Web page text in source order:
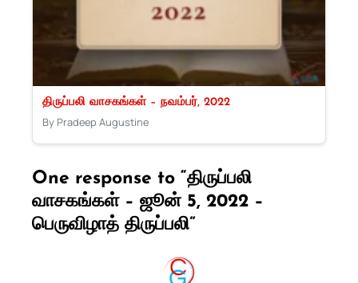
திருப்பலி வாசகங்கள் – நவம்பர், 2022
By Pradeep Augustine
One response to “திருப்பலி
வாசகங்கள் – ஜூன் 5, 2022 –
பெருவிழாத் திருப்பலி”